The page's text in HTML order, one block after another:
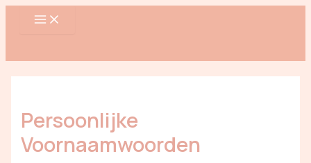
Nhảy
Persoonlijke
Voornaamwoorden
Điều
hướng